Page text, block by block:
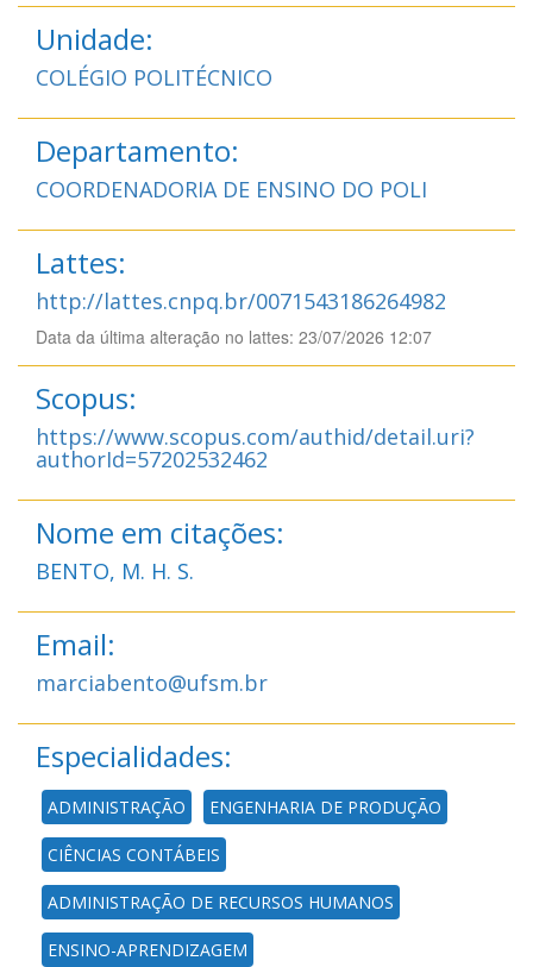
Unidade:
COLÉGIO POLITÉCNICO
Departamento:
COORDENADORIA DE ENSINO DO POLI
Lattes:
http://lattes.cnpq.br/0071543186264982
Data da última alteração no lattes: 23/07/2026 12:07
Scopus:
https://www.scopus.com/authid/detail.uri?
authorId=57202532462
Nome em citações:
BENTO, M. H. S.
Email:
marciabento@ufsm.br
Especialidades:
ADMINISTRAÇÃO ENGENHARIA DE PRODUÇÃO
CIÊNCIAS CONTÁBEIS
ADMINISTRAÇÃO DE RECURSOS HUMANOS
ENSINO-APRENDIZAGEM